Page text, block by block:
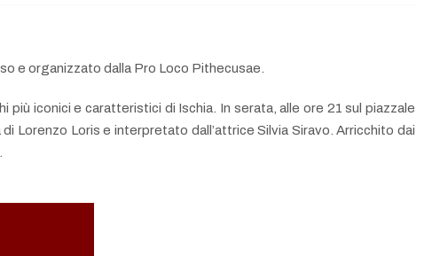
e organizzato dalla Pro Loco Pithecusae.
iconici e caratteristici di Ischia. In serata, alle ore 21 sul piazzale
Lorenzo Loris e interpretato dall’attrice Silvia Siravo. Arricchito dai